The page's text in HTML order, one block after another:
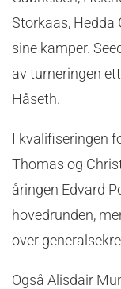
Storkaas, Hedda
sine kamper.
av turneringen
Håseth.
I kvalifiseringen
Thomas og
åringen Edvard
hovedrunden,
over
Også Alisdair